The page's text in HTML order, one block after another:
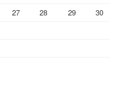
27 28 29
30